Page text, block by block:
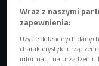
Wraz z naszymi
zapewnienia:
Użycie dokładnych
charakterystyki
informacji na urządzeniu